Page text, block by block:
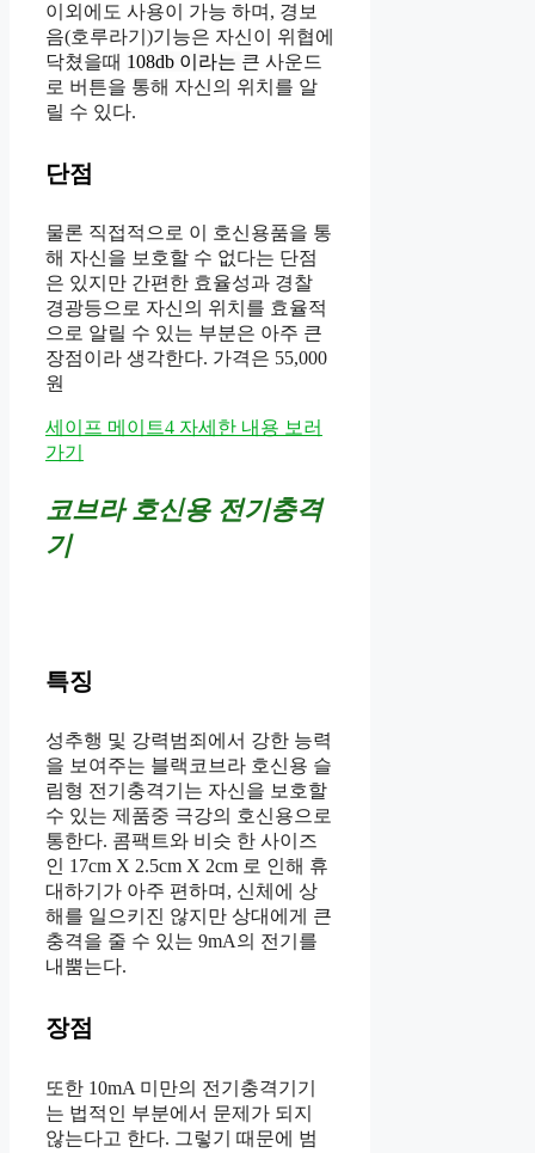
이외에도 사용이 가능 하며, 경보
음(호루라기)기능은 자신이 위협에
닥쳤을때 108db 이라는 큰 사운드
로 버튼을 통해 자신의 위치를 알
릴 수 있다.
단점
물론 직접적으로 이 호신용품을 통
해 자신을 보호할 수 없다는 단점
은 있지만 간편한 효율성과 경찰
경광등으로 자신의 위치를 효율적
으로 알릴 수 있는 부분은 아주 큰
장점이라 생각한다. 가격은 55,000
원
세이프 메이트4 자세한 내용 보러
가기
코브라 호신용 전기충격
기
특징
성추행 및 강력범죄에서 강한 능력
을 보여주는 블랙코브라 호신용 슬
림형 전기충격기는 자신을 보호할
수 있는 제품중 극강의 호신용으로
통한다. 콤팩트와 비슷 한 사이즈
인 17cm X 2.5cm X 2cm 로 인해 휴
대하기가 아주 편하며, 신체에 상
해를 일으키진 않지만 상대에게 큰
충격을 줄 수 있는 9mA의 전기를
내뿜는다.
장점
또한 10mA 미만의 전기충격기기
는 법적인 부분에서 문제가 되지
않는다고 한다. 그렇기 때문에 범